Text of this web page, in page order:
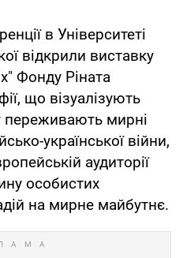
в Університеті
відкрили виставку
Фонду Ріната
що візуалізують
переживають мирні
української війни,
аудиторії
особистих
на мирне майбутнє.